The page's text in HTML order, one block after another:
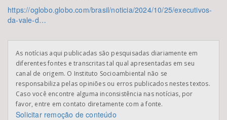
https://oglobo.globo.com/brasil/noticia/2024/10/25/executivos-
da-vale-d…
As notícias aqui publicadas são pesquisadas diariamente em
diferentes fontes e transcritas tal qual apresentadas em seu
canal de origem. O Instituto Socioambiental não se
responsabiliza pelas opiniões ou erros publicados nestes textos.
Caso você encontre alguma inconsistência nas notícias, por
favor, entre em contato diretamente com a fonte.
Solicitar remoção de conteúdo